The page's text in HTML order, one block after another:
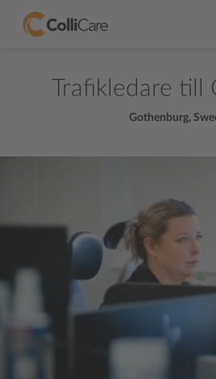
Trafikledare
Gothenburg,